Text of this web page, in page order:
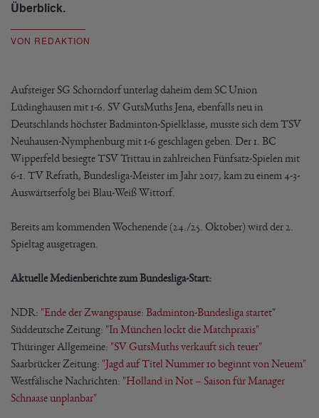
Überblick.
VON REDAKTION
Aufsteiger SG Schorndorf unterlag daheim dem SC Union
Lüdinghausen mit 1-6. SV GutsMuths Jena, ebenfalls neu in
Deutschlands höchster Badminton-Spielklasse, musste sich dem TSV
Neuhausen-Nymphenburg mit 1-6 geschlagen geben. Der 1. BC
Wipperfeld besiegte TSV Trittau in zahlreichen Fünfsatz-Spielen mit
6-1. TV Refrath, Bundesliga-Meister im Jahr 2017, kam zu einem 4-3-
Auswärtserfolg bei Blau-Weiß Wittorf.
Bereits am kommenden Wochenende (24./25. Oktober) wird der 2.
Spieltag ausgetragen.
Aktuelle Medienberichte zum Bundesliga-Start:
NDR: "Ende der Zwangspause: Badminton-Bundesliga startet"
Süddeutsche Zeitung: "In München lockt die Matchpraxis"
Thüringer Allgemeine: "SV GutsMuths verkauft sich teuer"
Saarbrücker Zeitung: "Jagd auf Titel Nummer 10 beginnt von Neuem"
Westfälische Nachrichten: "Holland in Not – Saison für Manager
Schnaase unplanbar"